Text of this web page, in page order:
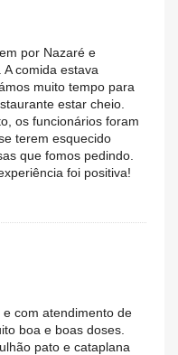
por Nazaré e
comida estava
muito tempo para
estar cheio.
os funcionários foram
terem esquecido
que fomos pedindo.
foi positiva!
com atendimento de
boa e boas doses.
pato e cataplana